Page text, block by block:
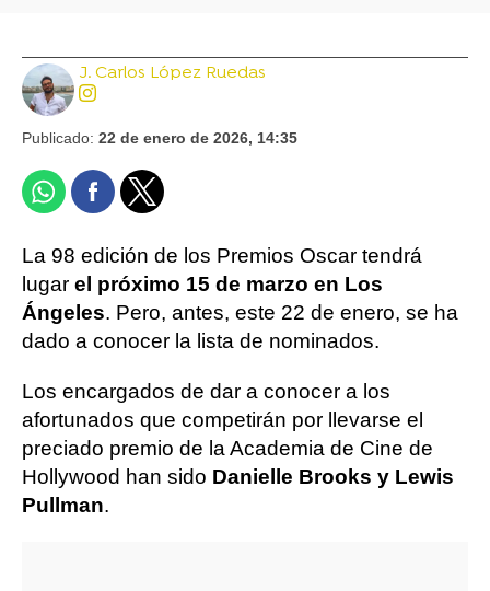
J. Carlos López Ruedas
Publicado: 22 de enero de 2026, 14:35
La 98 edición de los Premios Oscar tendrá
lugar el próximo 15 de marzo en Los
Ángeles. Pero, antes, este 22 de enero, se ha
dado a conocer la lista de nominados.
Los encargados de dar a conocer a los
afortunados que competirán por llevarse el
preciado premio de la Academia de Cine de
Hollywood han sido Danielle Brooks y Lewis
Pullman.